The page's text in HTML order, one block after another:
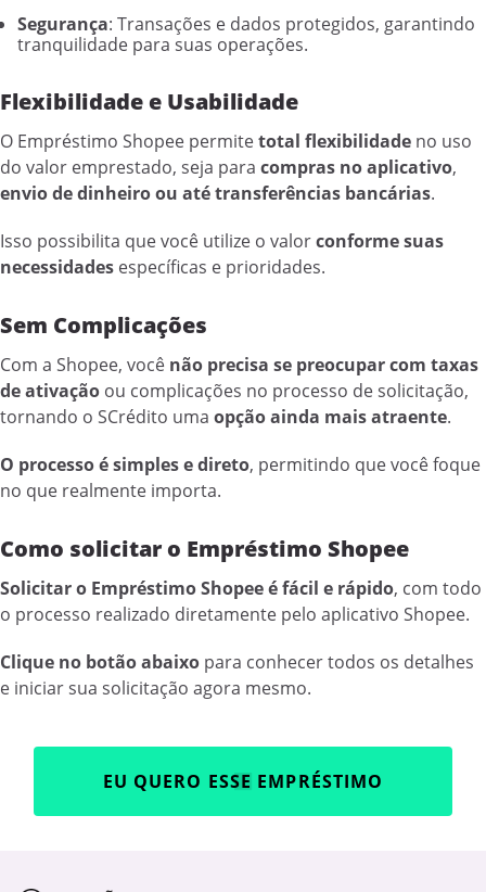
Segurança: Transações e dados protegidos, garantindo
tranquilidade para suas operações.
Flexibilidade e Usabilidade
O Empréstimo Shopee permitetotal flexibilidade no uso
do valor emprestado, seja para compras no aplicativo,
envio de dinheiro ou até transferências bancárias.
Isso possibilita que você utilize o valorconforme suas
necessidades específicas e prioridades.
Sem Complicações
Com a Shopee, você não precisa se preocupar com taxas
de ativação ou complicações no processo de solicitação,
tornando o SCrédito uma opção ainda mais atraente.
O processo é simples e direto, permitindo que você foque
no que realmente importa.
Como solicitar o Empréstimo Shopee
Solicitar o Empréstimo Shopee é fácil e rápido, com todo
o processo realizado diretamente pelo aplicativo Shopee.
Clique no botão abaixo para conhecer todos os detalhes
e iniciar sua solicitação agora mesmo.
EU QUERO ESSE EMPRÉSTIMO